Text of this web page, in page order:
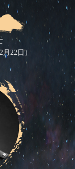
22日）